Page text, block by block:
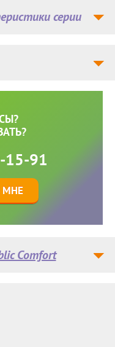
серии
15-91
МНЕ
Comfort